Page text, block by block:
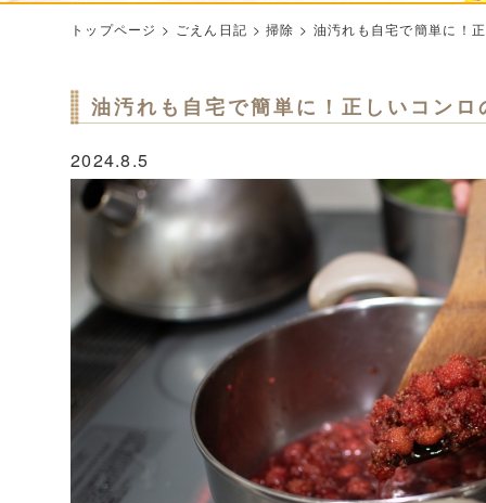
トップページ > ごえん日記 >掃除 > 油汚れも自宅で簡単に！
油汚れも自宅で簡単に！正しいコンロ
2024.8.5